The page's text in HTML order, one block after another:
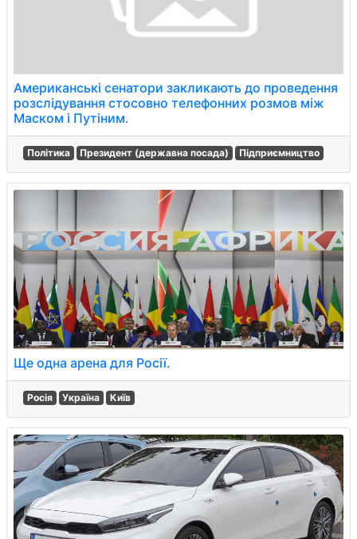
Американські сенатори закликають до проведення
розслідування стосовно телефонних розмов між
Маском і Путіним.
Політика Президент (державна посада) Підприємництво
Ще одна арена для Росії.
Росія Україна Київ